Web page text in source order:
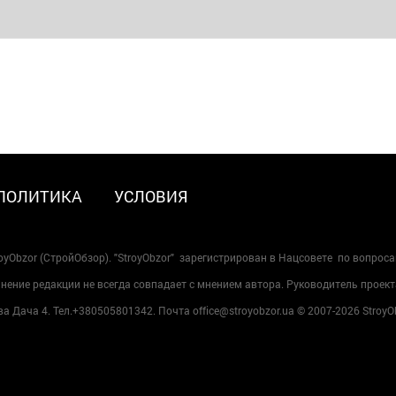
УСЛОВИЯ
(СтройОбзор). "StroyObzor" зарегистрирован в Нацсовете по
редакции не всегда совпадает с мнением автора. Руководитель
Дача 4. Тел.+380505801342. Почта office@stroyobzor.ua © 2007-2026